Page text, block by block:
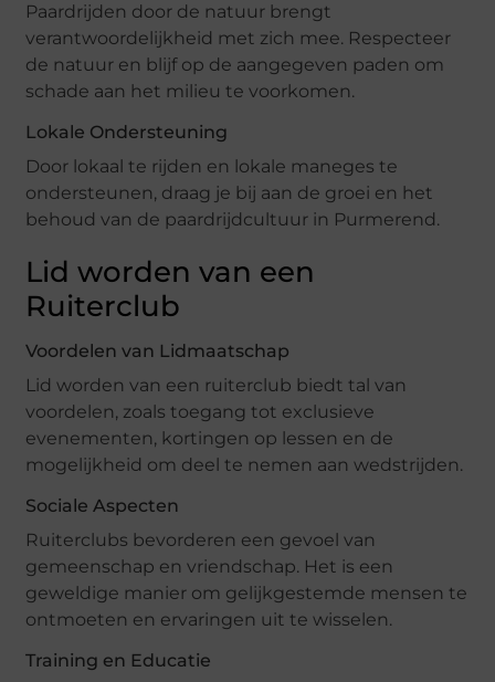
Paardrijden door de natuur brengt
verantwoordelijkheid met zich mee. Respecteer
de natuur en blijf op de aangegeven paden om
schade aan het milieu te voorkomen.
Lokale Ondersteuning
Door lokaal te rijden en lokale maneges te
ondersteunen, draag je bij aan de groei en het
behoud van de paardrijdcultuur in Purmerend.
Lid worden van een
Ruiterclub
Voordelen van Lidmaatschap
Lid worden van een ruiterclub biedt tal van
voordelen, zoals toegang tot exclusieve
evenementen, kortingen op lessen en de
mogelijkheid om deel te nemen aan wedstrijden.
Sociale Aspecten
Ruiterclubs bevorderen een gevoel van
gemeenschap en vriendschap. Het is een
geweldige manier om gelijkgestemde mensen te
ontmoeten en ervaringen uit te wisselen.
Training en Educatie